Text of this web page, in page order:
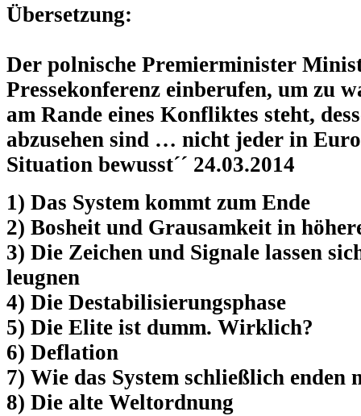
Übersetzung:
Der polnische Premierminister
Pressekonferenz einberufen, um zu
am Rande eines Konfliktes steht,
abzusehen sind … nicht jeder in
Situation bewusst´´ 24.03.2014
1) Das System kommt zum Ende
2) Bosheit und Grausamkeit in
3) Die Zeichen und Signale lassen
leugnen
4) Die Destabilisierungsphase
5) Die Elite ist dumm. Wirklich?
6) Deflation
7) Wie das System schließlich enden
8) Die alte Weltordnung